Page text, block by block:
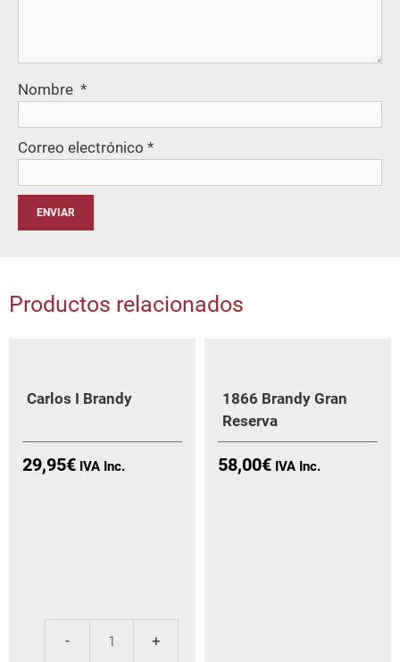
Nombre *
Correo electrónico *
Productos relacionados
Carlos I Brandy
29,95€
1866 Brandy Gran
Reserva
58,00€